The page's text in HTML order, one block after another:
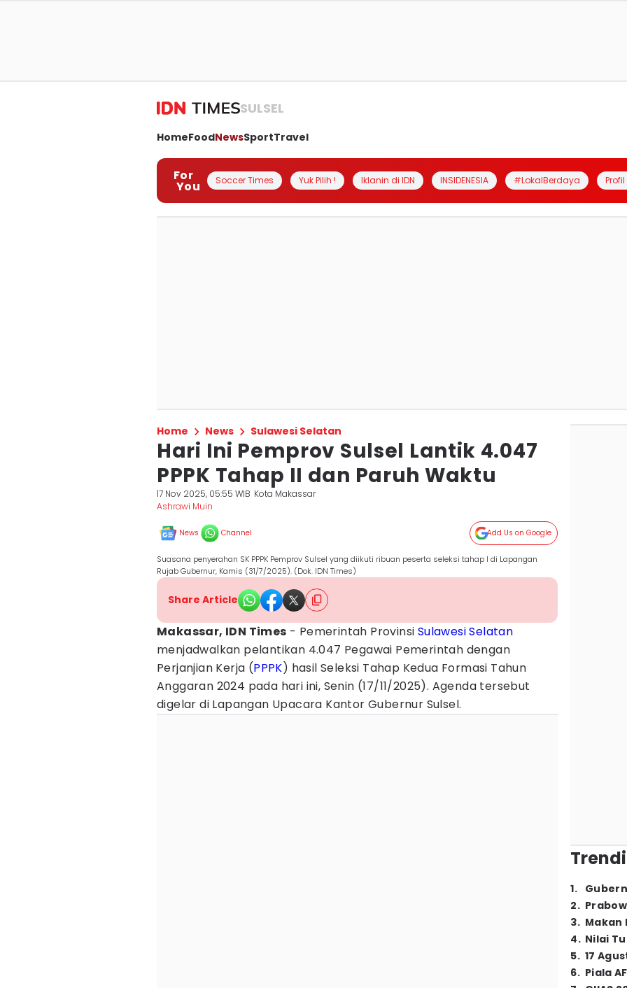
SULSEL
HomeFoodNewsSportTravel
For
You Soccer Times Yuk Pilih ! Iklanin di IDN INSIDENESIA #LokalBerdaya
Home News Sulawesi Selatan
Hari Ini Pemprov Sulsel Lantik 4.047
PPPK Tahap II dan Paruh Waktu
17 Nov 2025, 05:55 WIB Kota Makassar
Ashrawi Muin
News Channel Add Us on Google
Suasana penyerahan SK PPPK Pemprov Sulsel yang diikuti ribuan peserta seleksi tahap I di Lapangan
Rujab Gubernur, Kamis (31/7/2025). (Dok. IDN Times)
Share Article
Makassar, IDN Times - Pemerintah Provinsi Sulawesi Selatan
menjadwalkan pelantikan 4.047 Pegawai Pemerintah dengan
Perjanjian Kerja (PPPK) hasil Seleksi Tahap Kedua Formasi Tahun
Anggaran 2024 pada hari ini, Senin (17/11/2025). Agenda tersebut
digelar di Lapangan Upacara Kantor Gubernur Sulsel.
1.
2.
3. Makan
4. Nilai
5. 17
6. Piala